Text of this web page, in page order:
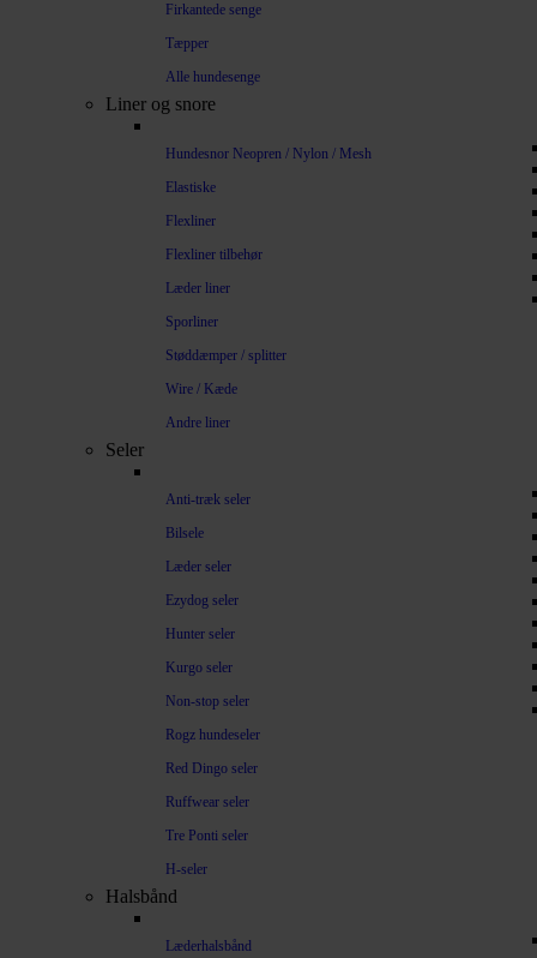
Firkantede senge
Tæpper
Alle hundesenge
Liner og snore
Hundesnor Neopren / Nylon / Mesh
Elastiske
Flexliner
Flexliner tilbehør
Læder liner
Sporliner
Støddæmper / splitter
Wire / Kæde
Andre liner
Seler
Anti-træk seler
Bilsele
Læder seler
Ezydog seler
Hunter seler
Kurgo seler
Non-stop seler
Rogz hundeseler
Red Dingo seler
Ruffwear seler
Tre Ponti seler
H-seler
Halsbånd
Læderhalsbånd